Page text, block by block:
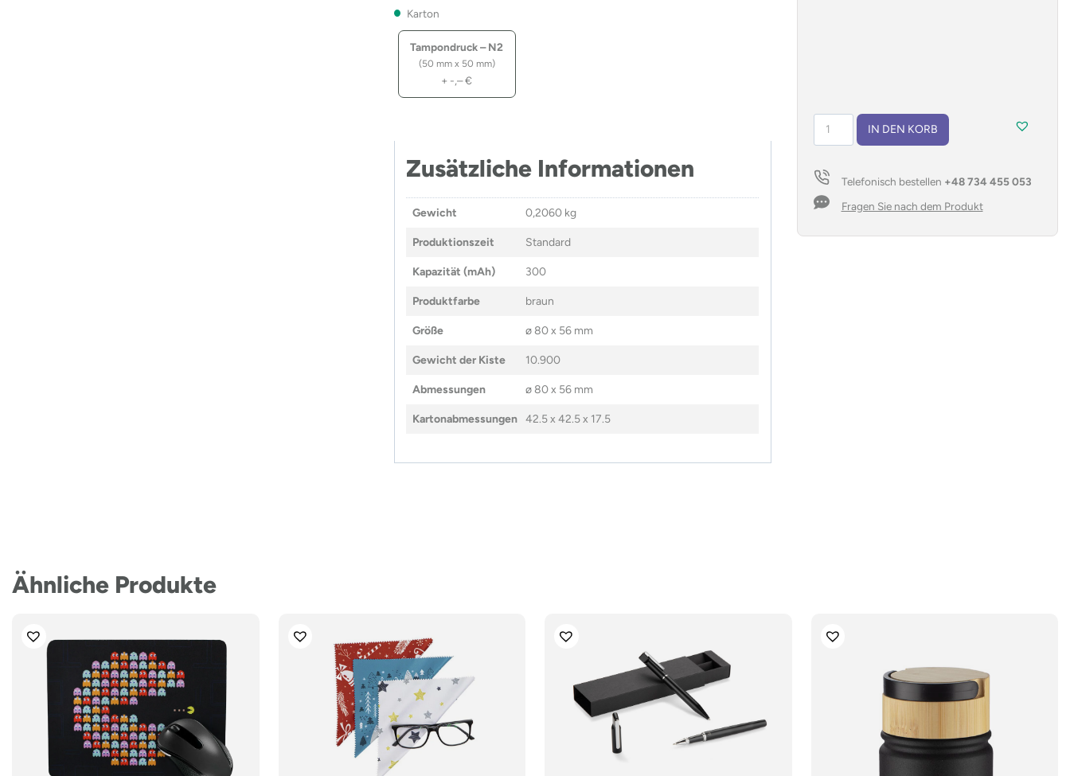
Karton
Tampondruck – N2
(50 mm x 50 mm)
+ -,–€
Bluetooth
Lautsprecher
Menge
IN DEN KORB
Telefonisch bestellen +48 734 455 053
Fragen Sie nach dem Produkt
Zusätzliche Informationen
Gewicht 0,2060 kg
Produktionszeit Standard
Kapazität (mAh) 300
Produktfarbe braun
Größe ø 80 x 56 mm
Gewicht der Kiste 10.900
Abmessungen ø 80 x 56 mm
Kartonabmessungen 42.5 x 42.5 x 17.5
Ähnliche Produkte